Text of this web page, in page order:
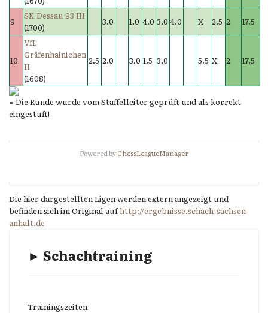
9
SK Dessau 93 III
(1700)
3.0 1.0 4.0 3.0 4.0 X 2.5 2 17.5
10
VfL
Gräfenhainichen
II
(1608)
2.5 2.0 3.0 1.5 3.0 5.5 X 2 17.5
= Die Runde wurde vom Staffelleiter geprüft und als korrekt
eingestuft!
Powered byChessLeagueManager
Die hier dargestellten Ligen werden extern angezeigt und
befinden sich im Original aufhttp://ergebnisse.schach-sachsen-
anhalt.de
► Schachtraining
Trainingszeiten